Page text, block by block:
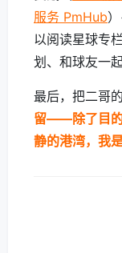
服务 PmHub
以阅读星球专
划、和球友一
最后，把二哥
留——除了目的
静的港湾，我